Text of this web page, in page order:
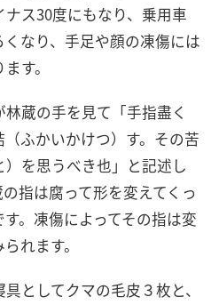
ス30度にもなり、乗用車
なり、手足や顔の凍傷には
す。
蔵の手を見て「手指盡く
（ふかいかけつ）す。その苦
を思うべき也」と記述し
指は腐って形を変えてくっ
。凍傷によってその指は変
れます。
としてクマの毛皮３枚と、